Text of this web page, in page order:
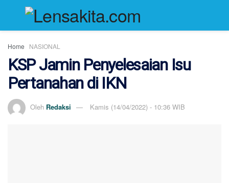
Home NASIONAL
KSP Jamin Penyelesaian Isu
Pertanahan di IKN
Oleh Redaksi Kamis (14/04/2022) - 10:36 WIB